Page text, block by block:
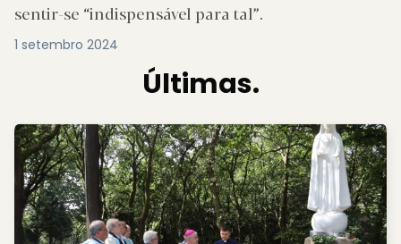
sentir-se “indispensável para tal”.
1 setembro 2024
Últimas.